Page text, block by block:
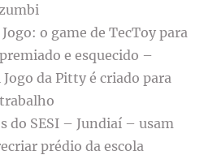
o game de TecToy para
e esquecido –
Jogo da Pitty é criado para
do SESI – Jundiaí – usam
prédio da escola